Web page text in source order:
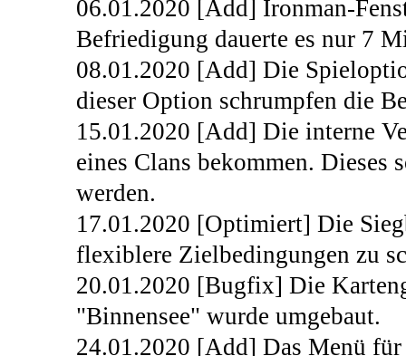
06.01.2020 [Add] Ironman-
Befriedigung dauerte es nur 7
08.01.2020 [Add] Die
dieser Option schrumpfen die
15.01.2020 [Add] Die interne
eines Clans bekommen. Dieses
werden.
17.01.2020 [Optimiert] Die
flexiblere Zielbedingungen zu
20.01.2020 [Bugfix] Die
"Binnensee" wurde umgebaut.
24.01.2020 [Add] Das Menü